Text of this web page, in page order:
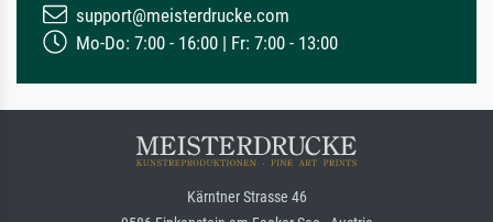
support@meisterdrucke.com
Mo-Do: 7:00 - 16:00 | Fr: 7:00 - 13:00
Kärntner Strasse 46